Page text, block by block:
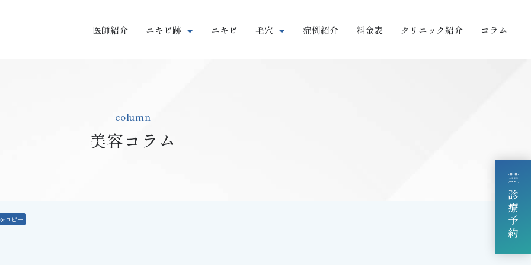
医師紹介 ニキビ跡
赤み・色素沈着
ニキビ 毛穴 症例紹介 料金表 クリニック紹介 コラム
診療予約
column
美容コラム
コピー